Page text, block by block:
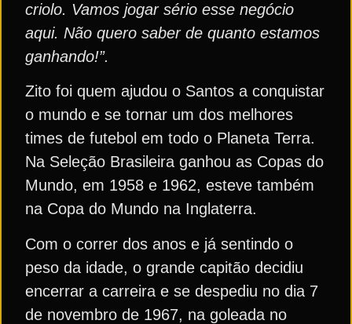
criolo. Vamos jogar sério esse negócio
aqui. Não quero saber de quanto estamos
ganhando!”.
Zito foi quem ajudou o Santos a conquistar
o mundo e se tornar um dos melhores
times de futebol em todo o Planeta Terra.
Na Seleção Brasileira ganhou as Copas do
Mundo, em 1958 e 1962, esteve também
na Copa do Mundo na Inglaterra.
Com o correr dos anos e já sentindo o
peso da idade, o grande capitão decidiu
encerrar a carreira e se despediu no dia 7
de novembro de 1967, na goleada no